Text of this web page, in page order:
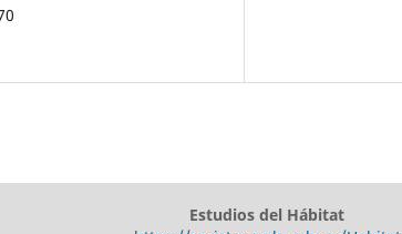
Estudios del Hábitat